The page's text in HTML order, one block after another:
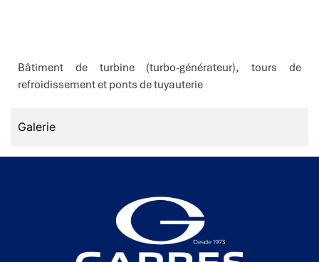
Galerie
Bâtiment de turbine (turbo-générateur), tours de
refroidissement et ponts de tuyauterie